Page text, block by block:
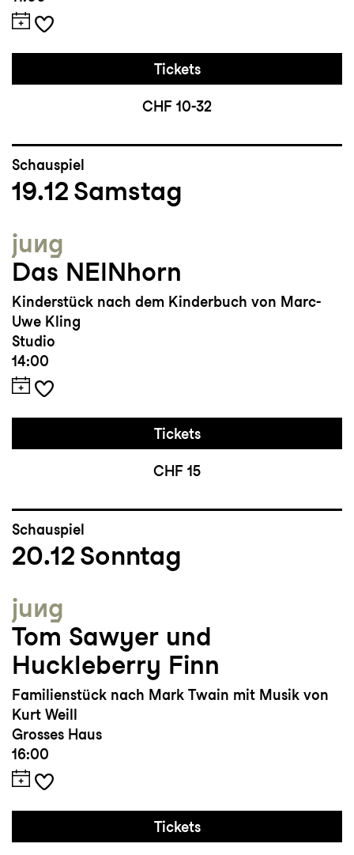
Tickets
CHF 10-32
Schauspiel
19.12 Samstag
jung
Das NEINhorn
Kinderstück nach dem Kinderbuch von Marc-
Uwe Kling
Studio
14:00
Tickets
CHF 15
Schauspiel
20.12 Sonntag
jung
Tom Sawyer und
Huckleberry Finn
Familienstück nach Mark Twain mit Musik von
Kurt Weill
Grosses Haus
16:00
Tickets